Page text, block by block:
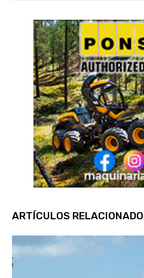
ARTÍCULOS